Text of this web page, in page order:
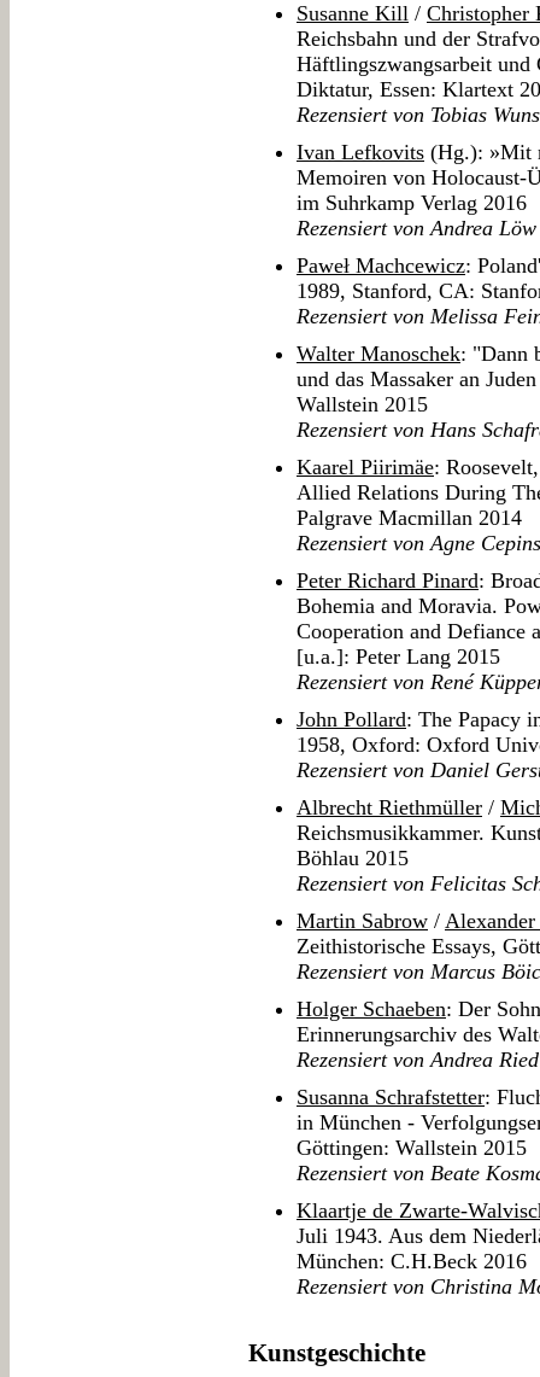
Susanne Kill / Christopher
Reichsbahn und der
Häftlingszwangsarbeit und
Diktatur, Essen: Klartext
Rezensiert von Tobias
Ivan Lefkovits (Hg.): »Mit
Memoiren von Holocaust-
im Suhrkamp Verlag 2016
Rezensiert von Andrea Löw
Paweł Machcewicz:
1989, Stanford, CA:
Rezensiert von Melissa
Walter Manoschek: "Dann
und das Massaker an
Wallstein 2015
Rezensiert von Hans
Kaarel Piirimäe:
Allied Relations During
Palgrave Macmillan 2014
Rezensiert von Agne
Peter Richard Pinard:
Bohemia and Moravia.
Cooperation and Defiance
[u.a.]: Peter Lang 2015
Rezensiert von René
John Pollard: The Papacy
1958, Oxford: Oxford
Rezensiert von Daniel
Albrecht Riethmüller /
Reichsmusikkammer.
Böhlau 2015
Rezensiert von Felicitas
Martin Sabrow /
Zeithistorische Essays,
Rezensiert von Marcus
Holger Schaeben: Der
Erinnerungsarchiv des
Rezensiert von Andrea
Susanna Schrafstetter:
in München -
Göttingen: Wallstein 2015
Rezensiert von Beate
Klaartje de Zwarte-
Juli 1943. Aus dem
München: C.H.Beck 2016
Rezensiert von Christina
Kunstgeschichte